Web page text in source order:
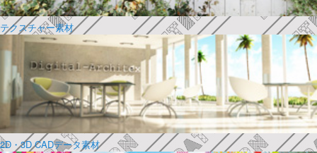
テクスチャー素材
2D・3D CADデータ素材